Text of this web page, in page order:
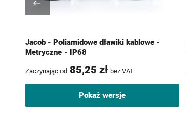
Jacob - Poliamidowe dławiki kablowe -
Metryczne - IP68
Zaczynając od 85,25 zł bez VAT
Pokaż wersje